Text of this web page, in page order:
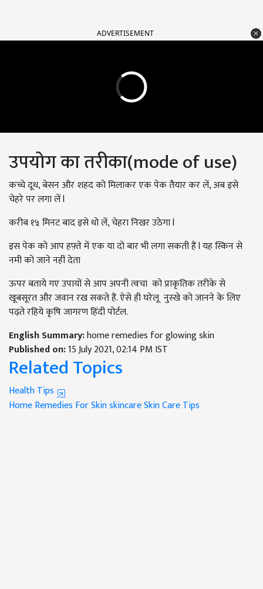
ADVERTISEMENT
उपयोग का तरीका(mode of use)
कच्चे दूध, बेसन और शहद को मिलाकर एक पेक तैयार कर लें, अब इसे
चेहरे पर लगा लें l
करीब १५ मिनट बाद इसे धो लें, चेहरा निखर उठेगा l
इस पेक को आप हफ़्ते में एक या दो बार भी लगा सकती हैं l यह स्किन से
नमी को जाने नहीं देता
ऊपर बताये गए उपायों से आप अपनी त्वचा को प्राकृतिक तरीके से
खूबसूरत और जवान रख सकते हैं. ऐसे ही घरेलू नुस्खे को जानने के लिए
पढ़ते रहिये कृषि जागरण हिंदी पोर्टल.
English Summary:home remedies for glowing skin
Published on:15 July 2021, 02:14 PM IST
Related Topics
Health Tips
Home Remedies For SkinskincareSkin Care Tips